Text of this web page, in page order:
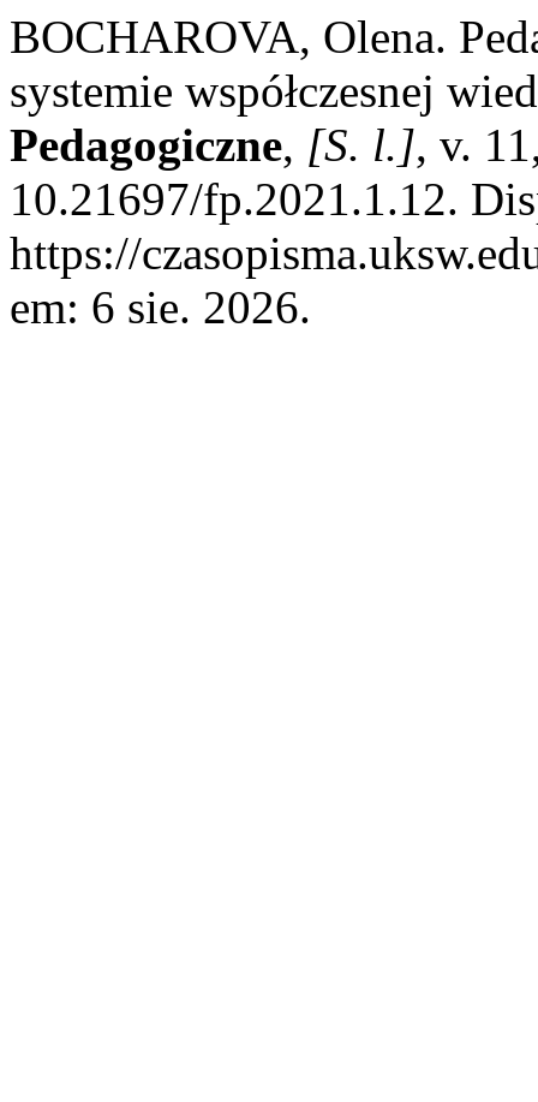
BOCHAROVA, Olena.
systemie współczesnej
Pedagogiczne, [S. l.], v.
10.21697/fp.2021.1.12.
https://
em: 6 sie. 2026.